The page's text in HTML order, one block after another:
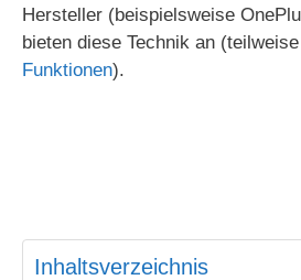
Hersteller (beispielsweise
bieten diese Technik an
Funktionen).
Inhaltsverzeichnis